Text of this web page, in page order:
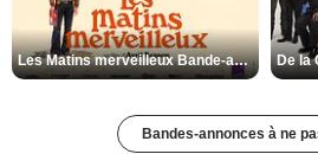
Les Matins merveilleux Bande-annonce VF
Bandes-annonces à ne